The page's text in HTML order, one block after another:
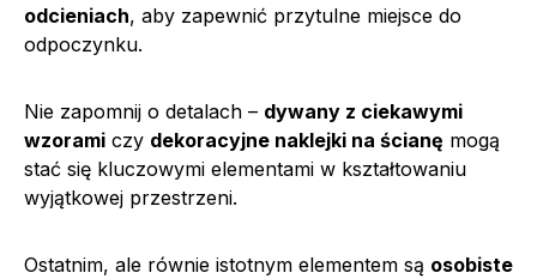
odcieniach, aby zapewnić przytulne miejsce do
odpoczynku.
Nie zapomnij o detalach – dywany z ciekawymi
wzorami czy dekoracyjne naklejki na ścianę mogą
stać się kluczowymi elementami w kształtowaniu
wyjątkowej przestrzeni.
Ostatnim, ale równie istotnym elementem są osobiste